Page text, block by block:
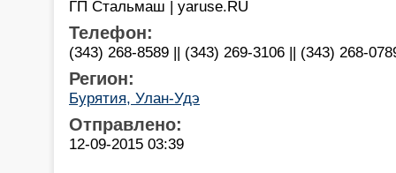
ГП Стальмаш | yaruse.RU
Телефон:
(343) 268-8589 || (343) 269-3106 || (343) 268-
Регион:
Бурятия, Улан-Удэ
Отправлено:
12-09-2015 03:39